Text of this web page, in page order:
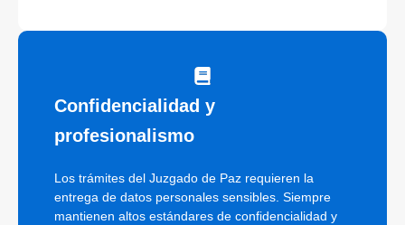
Confidencialidad y
profesionalismo
Los trámites del Juzgado de Paz requieren la
entrega de datos personales sensibles. Siempre
mantienen altos estándares de confidencialidad y